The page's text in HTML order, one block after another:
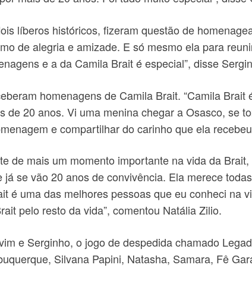
líberos históricos, fizeram questão de
de alegria e amizade. E só mesmo ela para
e a da Camila Brait é especial”, disse
homenagens de Camila Brait. “Camila
de 20 anos. Vi uma menina chegar a Osasco, se
e compartilhar do carinho que ela
de mais um momento importante na vida da
já se vão 20 anos de convivência. Ela merece
é uma das melhores pessoas que eu conheci
pelo resto da vida”, comentou Natália Zilio.
e Serginho, o jogo de despedida chamado
Silvana Papini, Natasha, Samara, Fê